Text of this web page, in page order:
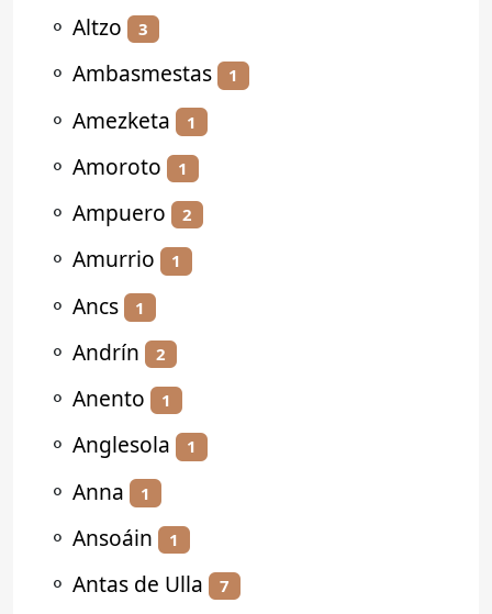
⚬ Altzo 3
⚬ Ambasmestas 1
⚬ Amezketa 1
⚬ Amoroto 1
⚬ Ampuero 2
⚬ Amurrio 1
⚬ Ancs 1
⚬ Andrín 2
⚬ Anento 1
⚬ Anglesola 1
⚬ Anna 1
⚬ Ansoáin 1
⚬ Antas de Ulla 7